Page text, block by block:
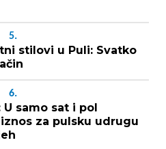
5.
stilovi u Puli: Svatko
6.
U samo sat i pol
za pulsku udrugu